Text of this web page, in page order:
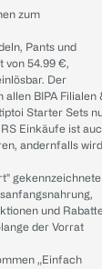
zum
Pants und
von 54.99 €,
Der
BIPA Filialen
Starter Sets
Einkäufe ist
andernfalls wird
gekennzeichnete
und
der Vorrat
„Einfach